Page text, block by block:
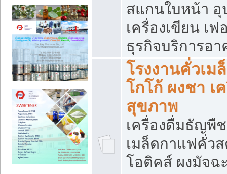
สแกนใบหน้า
เครื่องเขียน เ
ธุรกิจบริการอ
โรงงานคั่วเม
โกโก้ ผงชา เ
สุขภาพ
เครื่องดื่มธัญพื
เมล็ดกาแฟคั่ว
โอติคส์ ผงมัจฉ